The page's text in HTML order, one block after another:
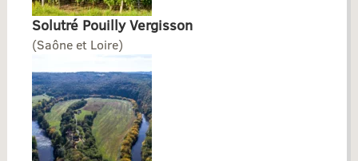
Solutré Pouilly Vergisson
(Saône et Loire)